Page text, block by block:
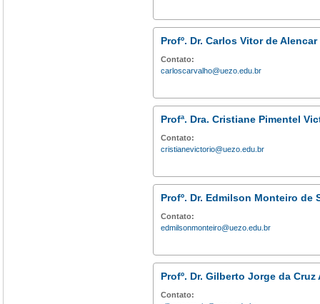
Profº. Dr. Carlos Vitor de
Contato:
carloscarvalho@uezo.edu.br
Profª. Dra. Cristiane Pimentel
Contato:
cristianevictorio@uezo.edu.br
Profº. Dr. Edmilson Monteiro de
Contato:
edmilsonmonteiro@uezo.edu.br
Profº. Dr. Gilberto Jorge da Cruz
Contato: